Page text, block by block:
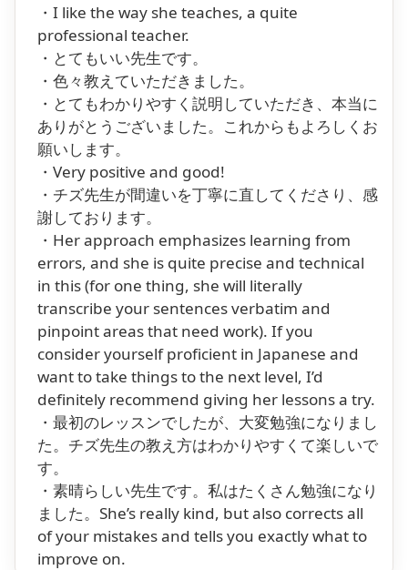
・I like the way she teaches, a quite
professional teacher.
・とてもいい先生です。
・色々教えていただきました。
・とてもわかりやすく説明していただき、本当に
ありがとうございました。これからもよろしくお
願いします。
・Very positive and good!
・チズ先生が間違いを丁寧に直してくださり、感
謝しております。
・Her approach emphasizes learning from
errors, and she is quite precise and technical
in this (for one thing, she will literally
transcribe your sentences verbatim and
pinpoint areas that need work). If you
consider yourself proficient in Japanese and
want to take things to the next level, I’d
definitely recommend giving her lessons a try.
・最初のレッスンでしたが、大変勉強になりまし
た。チズ先生の教え方はわかりやすくて楽しいで
す。
・素晴らしい先生です。私はたくさん勉強になり
ました。She’s really kind, but also corrects all
of your mistakes and tells you exactly what to
improve on.